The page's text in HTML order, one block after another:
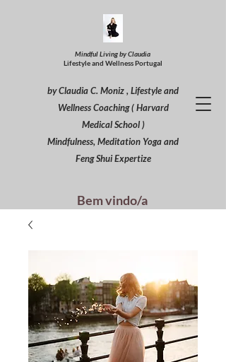
Mindful Living by Claudia
Lifestyle and Wellness Portugal
by Claudia C. Moniz , Lifestyle and
Wellness Coaching ( Harvard
Medical School )
Mindfulness, Meditation Yoga and
Feng Shui Expertize
Bem vindo/a